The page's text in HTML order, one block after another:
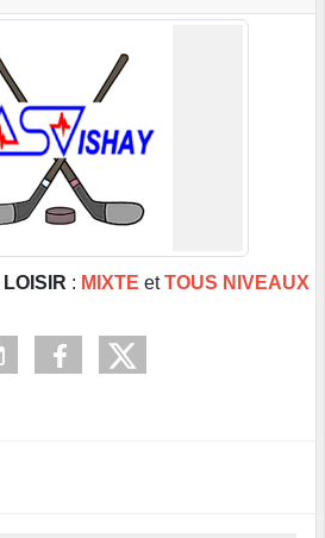
LOISIR : MIXTE etTOUS NIVEAUX